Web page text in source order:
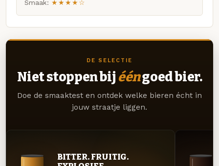
Smaak: ★★★★☆
DE SELECTIE
Niet stoppen bij ééngoed bier.
Doe de smaaktest en ontdek welke bieren écht in
jouw straatje liggen.
BITTER. FRUITIG.